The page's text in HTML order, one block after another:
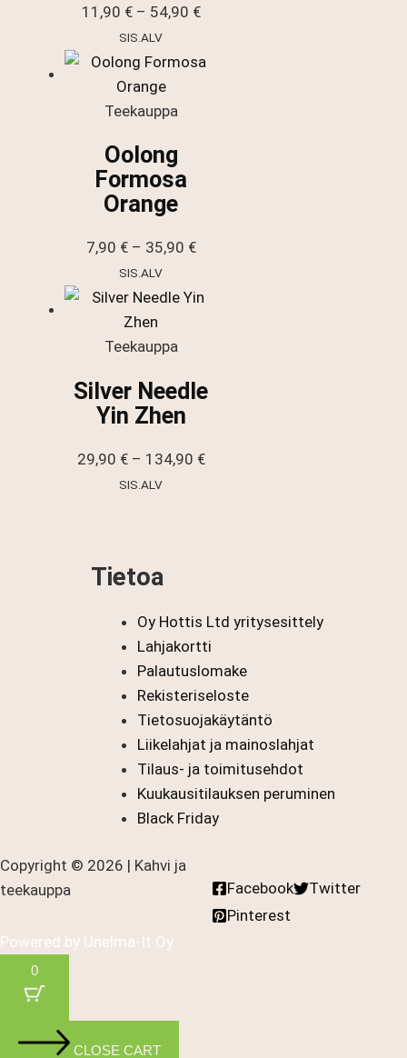
11,90 € – 54,90 €Hintaluokka:
-
SIS.ALV
Teekauppa
Oolong
Formosa
Orange
7,90 € – 35,90 €Hintaluokka:
-
SIS.ALV
Teekauppa
Silver Needle
Yin Zhen
29,90 € – 134,90 €Hintaluokka:
SIS.ALV
Tietoa
Oy Hottis Ltd yritysesittely
Lahjakortti
Palautuslomake
Rekisteriseloste
Tietosuojakäytäntö
Liikelahjat ja mainoslahjat
Tilaus- ja toimitusehdot
Kuukausitilauksen peruminen
Black Friday
Copyright © 2026 | Kahvi ja
teekauppa
Powered by Unelma-It Oy
Facebook
Twitter
Pinterest
0
CLOSE CART